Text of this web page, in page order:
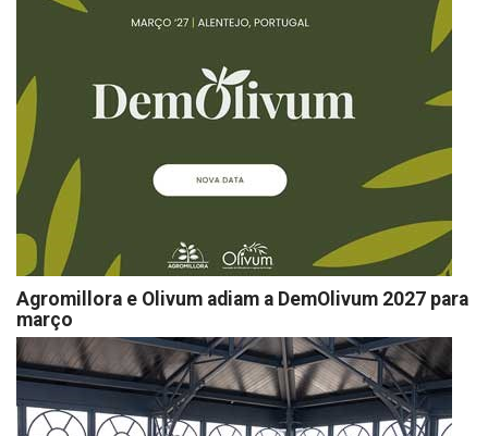
Agromillora e Olivum adiam a DemOlivum 2027 para
março